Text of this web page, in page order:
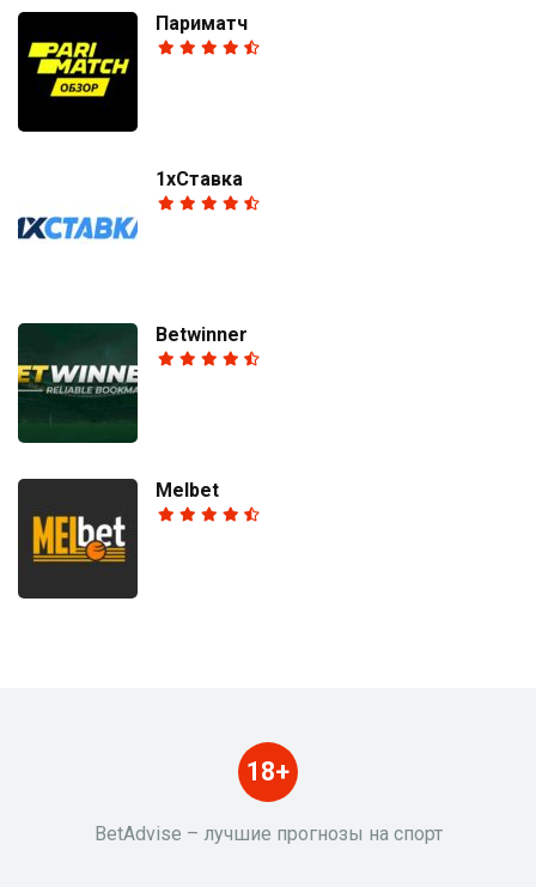
Париматч
1хСтавка
Betwinner
Melbet
BetAdvise – лучшие прогнозы на спорт
18+